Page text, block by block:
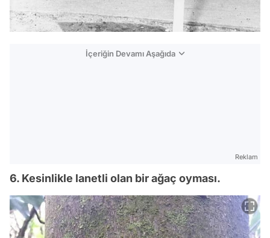
İçeriğin Devamı Aşağıda
Reklam
6. Kesinlikle lanetli olan bir ağaç oyması.